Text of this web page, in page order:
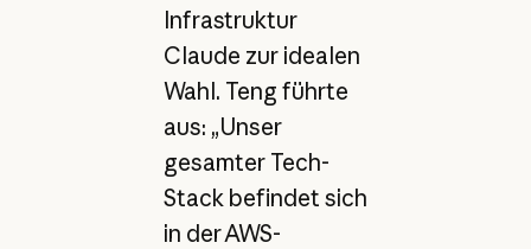
Infrastruktur
Claude zur idealen
Wahl. Teng führte
aus: „Unser
gesamter Tech-
Stack befindet sich
in der AWS-